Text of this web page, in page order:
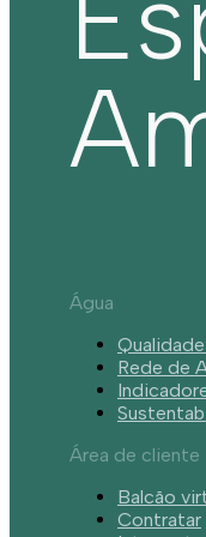
Água
Rede de
Área de cliente
Balcão
Contratar